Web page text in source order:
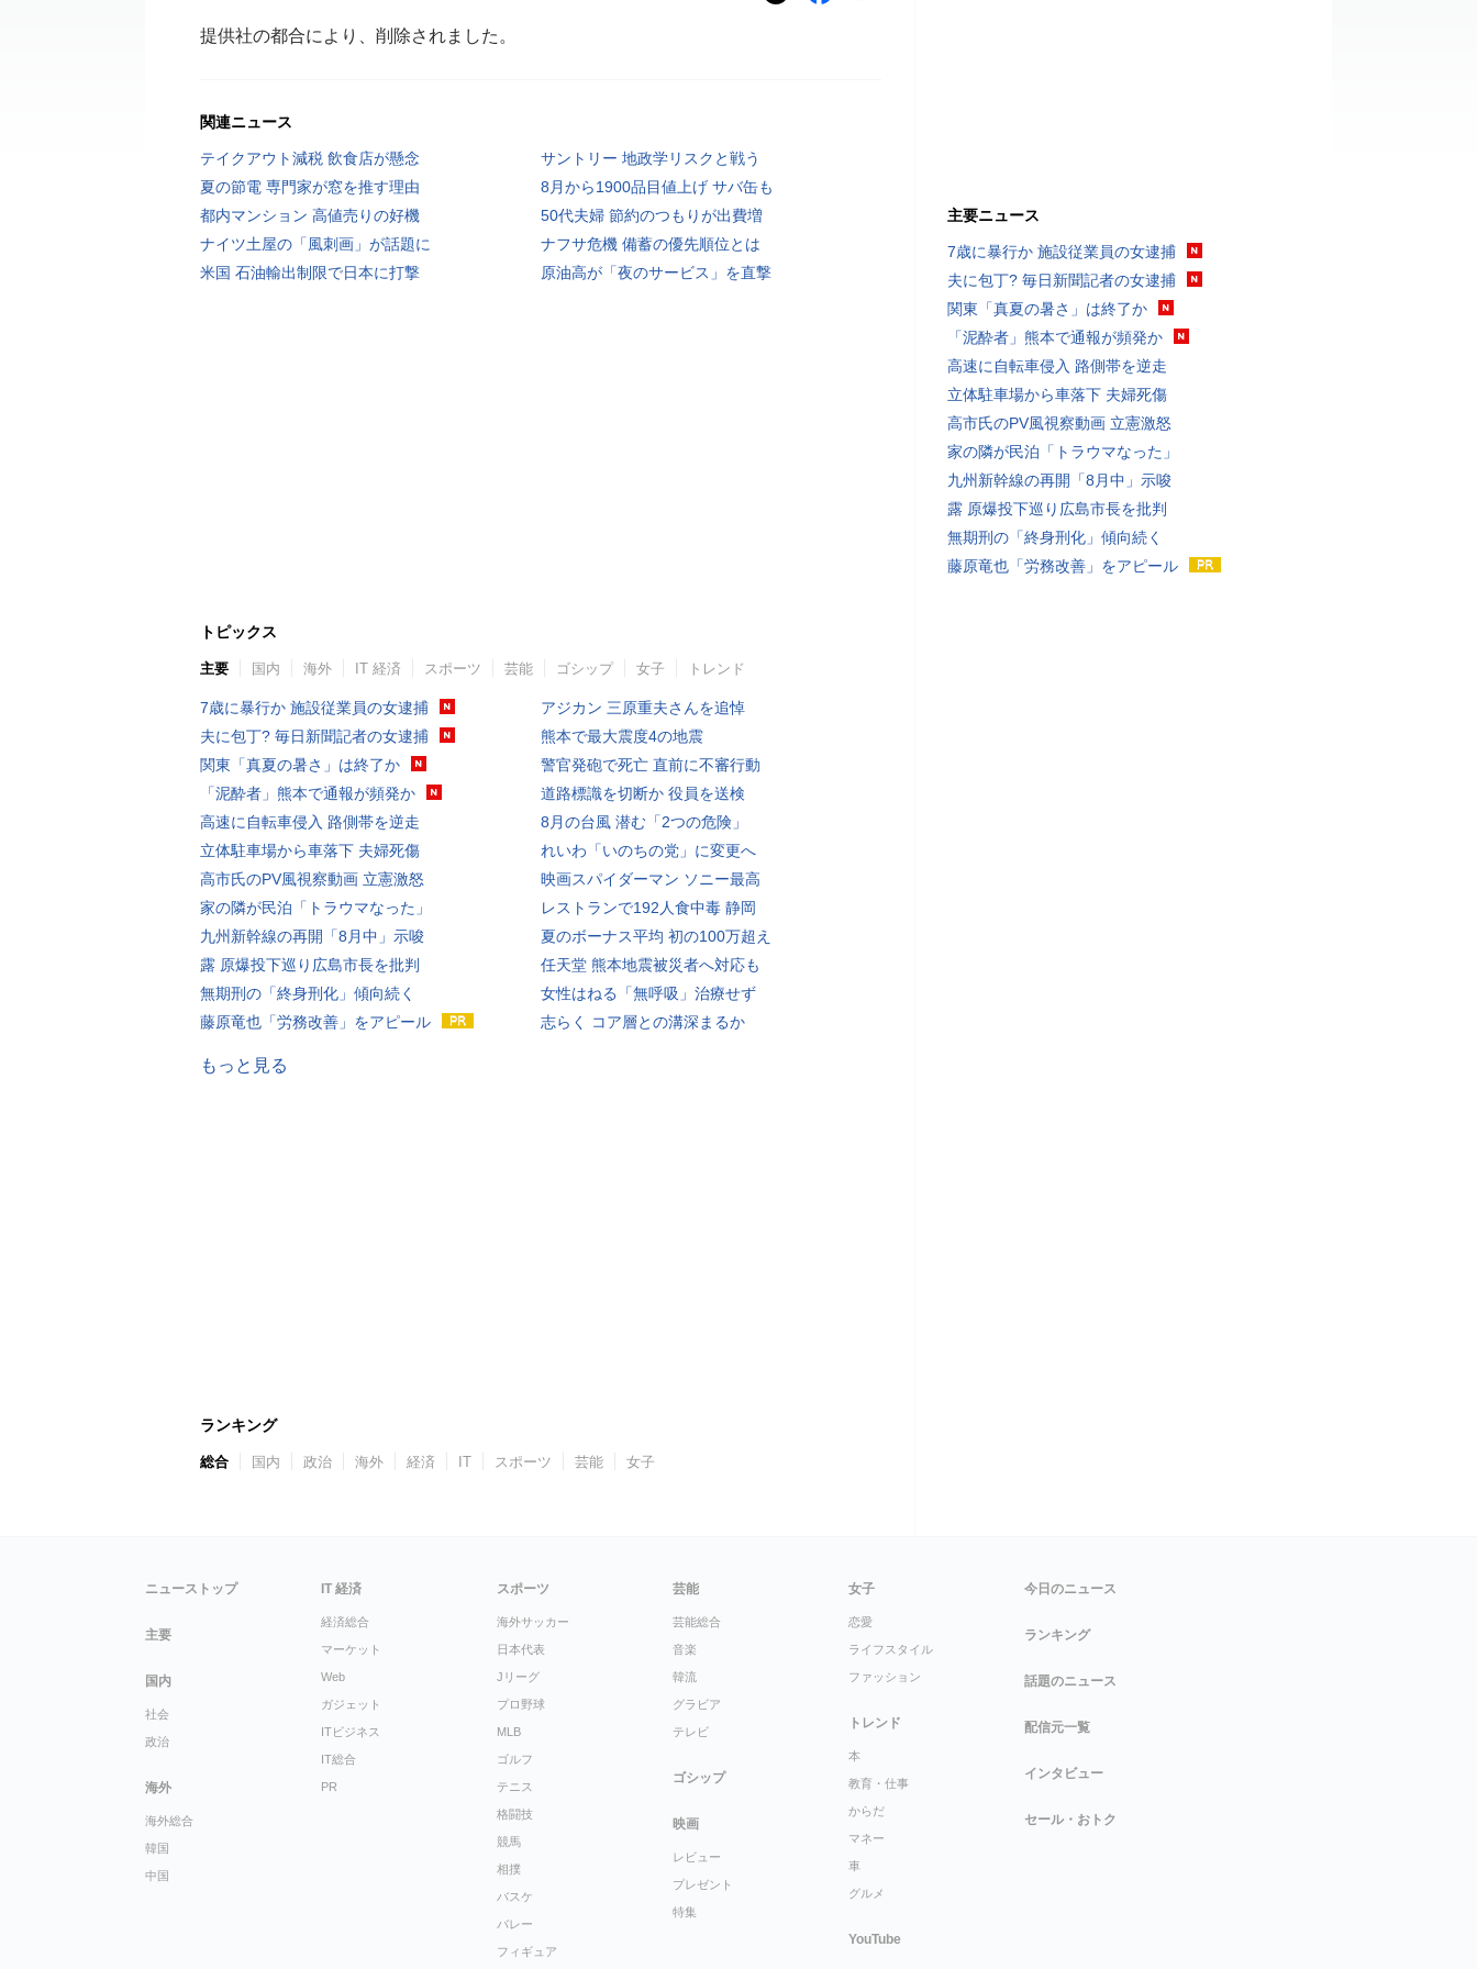
提供社の都合により、削除されました。
関連ニュース
テイクアウト減税 飲食店が懸念
サントリー 地政学リスクと戦う
夏の節電 専門家が窓を推す理由
8月から1900品目値上げ サバ缶も
都内マンション 高値売りの好機
50代夫婦 節約のつもりが出費増
ナイツ土屋の「風刺画」が話題に
ナフサ危機 備蓄の優先順位とは
米国 石油輸出制限で日本に打撃
原油高が「夜のサービス」を直撃
トピックス
主要 国内 海外 IT 経済 スポーツ 芸能 ゴシップ 女子 トレンド
7歳に暴行か 施設従業員の女逮捕
夫に包丁? 毎日新聞記者の女逮捕
関東「真夏の暑さ」は終了か
「泥酔者」熊本で通報が頻発か
高速に自転車侵入 路側帯を逆走
立体駐車場から車落下 夫婦死傷
高市氏のPV風視察動画 立憲激怒
家の隣が民泊「トラウマなった」
九州新幹線の再開「8月中」示唆
露 原爆投下巡り広島市長を批判
無期刑の「終身刑化」傾向続く
藤原竜也「労務改善」をアピール
アジカン 三原重夫さんを追悼
熊本で最大震度4の地震
警官発砲で死亡 直前に不審行動
道路標識を切断か 役員を送検
8月の台風 潜む「2つの危険」
れいわ「いのちの党」に変更へ
映画スパイダーマン ソニー最高
レストランで192人食中毒 静岡
夏のボーナス平均 初の100万超え
任天堂 熊本地震被災者へ対応も
女性はねる「無呼吸」治療せず
志らく コア層との溝深まるか
もっと見る
ランキング
総合 国内 政治 海外 経済 IT スポーツ 芸能 女子
主要ニュース
7歳に暴行か 施設従業員の女逮捕
夫に包丁? 毎日新聞記者の女逮捕
関東「真夏の暑さ」は終了か
「泥酔者」熊本で通報が頻発か
高速に自転車侵入 路側帯を逆走
立体駐車場から車落下 夫婦死傷
高市氏のPV風視察動画 立憲激怒
家の隣が民泊「トラウマなった」
九州新幹線の再開「8月中」示唆
露 原爆投下巡り広島市長を批判
無期刑の「終身刑化」傾向続く
藤原竜也「労務改善」をアピール
ニューストップ
主要
国内
社会
政治
海外
海外総合
韓国
中国
IT 経済
経済総合
マーケット
Web
ガジェット
ITビジネス
IT総合
PR
スポーツ
海外サッカー
日本代表
Jリーグ
プロ野球
MLB
ゴルフ
テニス
格闘技
競馬
相撲
バスケ
バレー
フィギュア
芸能
芸能総合
音楽
韓流
グラビア
テレビ
ゴシップ
映画
レビュー
プレゼント
特集
女子
恋愛
ライフスタイル
ファッション
トレンド
本
教育・仕事
からだ
マネー
車
グルメ
YouTube
今日のニュース
ランキング
話題のニュース
配信元一覧
インタビュー
セール・おトク